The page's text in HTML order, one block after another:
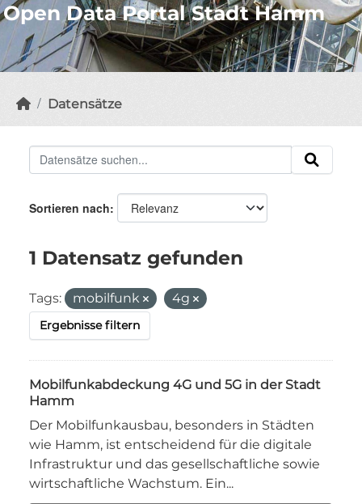
Open Data Portal Stadt Hamm
Datensätze
Sortieren nach
1 Datensatz gefunden
Tags: mobilfunk 4g
Ergebnisse filtern
Mobilfunkabdeckung 4G und 5G in der Stadt
Hamm
Der Mobilfunkausbau, besonders in Städten
wie Hamm, ist entscheidend für die digitale
Infrastruktur und das gesellschaftliche sowie
wirtschaftliche Wachstum. Ein...